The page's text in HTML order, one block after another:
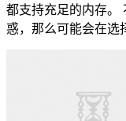
都支持充足的内存。
惑，那么可能会在选